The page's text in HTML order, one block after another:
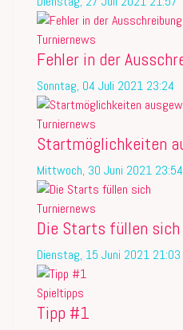
Turniernews
Fehler in der
Sonntag, 04 Juli 2021 23:24
Turniernews
Startmöglichkeiten
Mittwoch, 30 Juni 2021 23:54
Turniernews
Die Starts füllen sich
Dienstag, 15 Juni 2021 21:03
Spieltipps
Tipp #1